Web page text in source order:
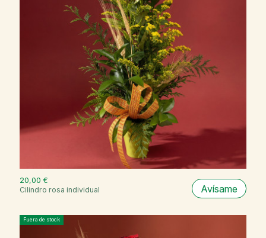
20,00 €
Cilindro rosa individual
Avísame
Fuera de stock